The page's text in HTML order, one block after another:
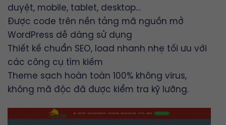
duyệt, mobile, tablet, desktop…
Được code trên nền tảng mã nguồn mở
WordPress dễ dàng sử dụng
Thiết kế chuẩn SEO, load nhanh nhẹ tối ưu với
các công cụ tìm kiếm
Theme sạch hoàn toàn 100% không virus,
không mã độc đã được kiểm tra kỹ lưỡng.